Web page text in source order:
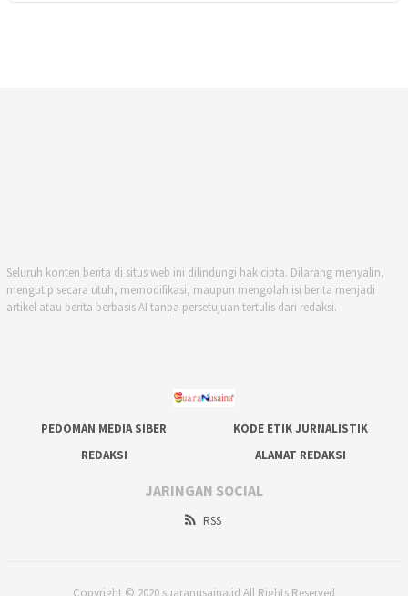
Seluruh konten berita di situs web ini dilindungi hak cipta. Dilarang menyalin,
mengutip secara utuh, memodifikasi, maupun mengolah isi berita menjadi
artikel atau berita berbasis AI tanpa persetujuan tertulis dari redaksi.
PEDOMAN MEDIA SIBER
KODE ETIK JURNALISTIK
REDAKSI
ALAMAT REDAKSI
JARINGAN SOCIAL
RSS